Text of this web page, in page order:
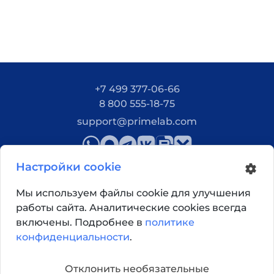
+7 499 377-06-66
8 800 555-18-75
support@primelab.com
Как добраться?
Настройки cookie
Мы используем файлы cookie для улучшения
работы сайта. Аналитические cookies всегда
включены. Подробнее в политике
конфиденциальности.
Отклонить необязательные